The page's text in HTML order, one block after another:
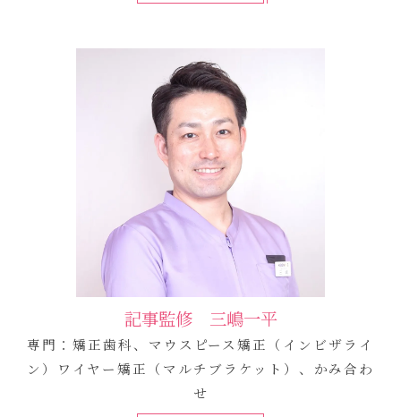
記事監修 三嶋一平
専門：矯正歯科、マウスピース矯正（インビザライ
ン）ワイヤー矯正（マルチブラケット）、かみ合わ
せ